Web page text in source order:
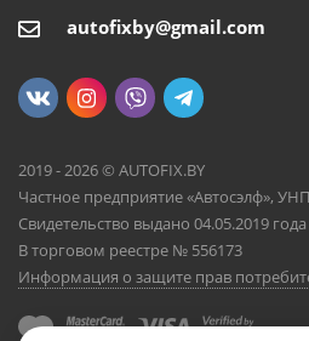
autofixby@gmail.com
2019 - 2026 © AUTOFIX.BY
Частное предприятие «Автосэлф»,
Свидетельство выдано 04.05.2019
В торговом реестре № 556173
Информация о защите прав